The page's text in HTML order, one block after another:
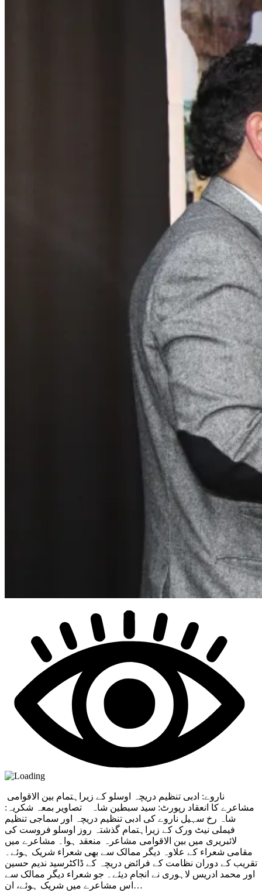
مشاعرے کا انعقاد رپورٹ: سید سبطین شاہ تصاویر بمعہ شکریہ:
شاہ رخ سہیل ناروے کی ادبی تنظیم دریچہ اور سماجی تنظیم
فیملی نیٹ ورک کے زیراہتمام گذشتہ روز اوسلو فروست کی
لائبریری میں بین الاقوامی مشاعرہ منعقد ہوا۔ مشاعرے میں
مقامی شعراء کے علاوہ دیگر ممالک سے بھی شعراء شریک ہوئے۔
تقریب کے دوران نظامت کے فرائض دریچہ کے ڈاکٹرسید ندیم حسین
اور محمد ادریس لاہوری نے انجام دیئے۔ جو شعراء دیگر ممالک سے
اس مشاعرے میں شریک ہوئے، ان…